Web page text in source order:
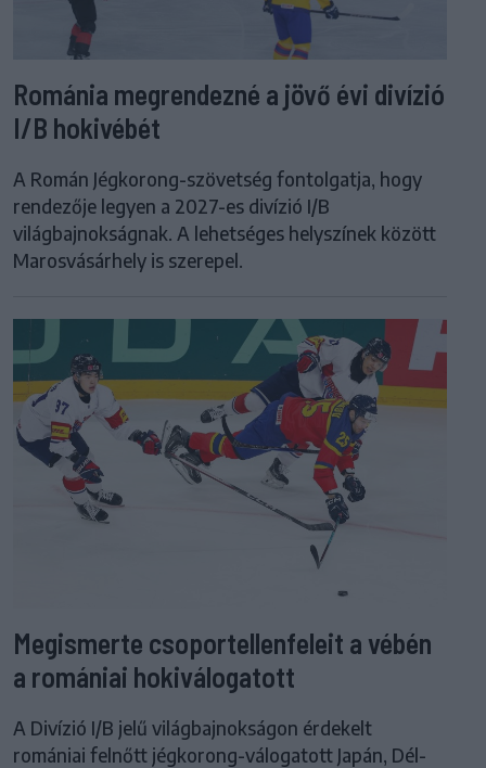
Románia megrendezné a jövő évi divízió
I/B hokivébét
A Román Jégkorong-szövetség fontolgatja, hogy
rendezője legyen a 2027-es divízió I/B
világbajnokságnak. A lehetséges helyszínek között
Marosvásárhely is szerepel.
Megismerte csoportellenfeleit a vébén
a romániai hokiválogatott
A Divízió I/B jelű világbajnokságon érdekelt
romániai felnőtt jégkorong-válogatott Japán, Dél-